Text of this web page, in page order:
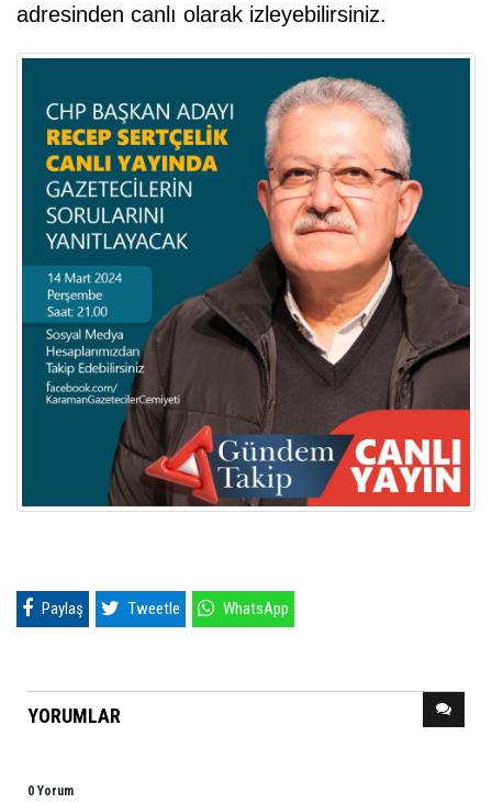
adresinden canlı olarak izleyebilirsiniz.
Paylaş Tweetle WhatsApp
YORUMLAR
0 Yorum